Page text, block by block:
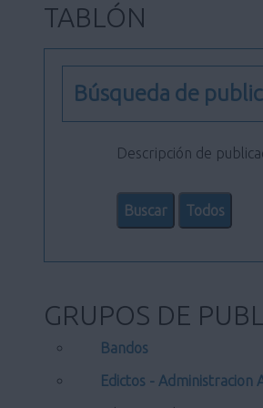
TABLÓN
Búsqueda de
Descripción de
GRUPOS DE
Bandos
Edictos - Administracion